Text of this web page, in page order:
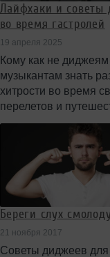
Лайфхаки и советы
во время гастролей
19 апреля 2025
Кому как не
музыкантам знать
хитрости во время
перелетов и
Береги слух
21 ноября 2017
Советы диджеев для